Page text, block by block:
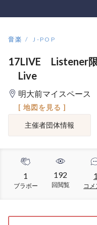
音楽 J-POP
17LIVE Listener
Live
明大前マイスペース
[ 地図を見る ]
主催者団体情報
1
ブラボー
192
回閲覧
1
コメ